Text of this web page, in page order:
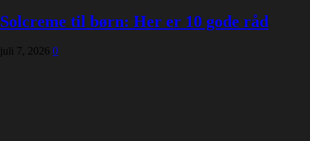
Solcreme til børn: Her er 10 gode råd
juli 7, 2026 0